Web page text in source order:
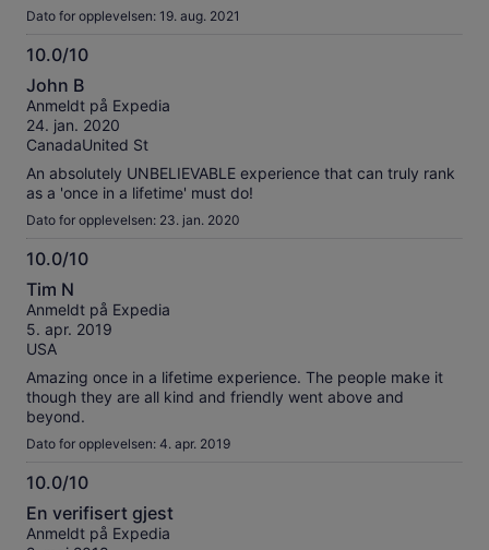
Dato for opplevelsen: 19. aug. 2021
10.0/10
10.0
av
10
John B
Anmeldt på Expedia
24. jan. 2020
CanadaUnited St
An absolutely UNBELIEVABLE experience that can truly rank
as a 'once in a lifetime' must do!
Dato for opplevelsen: 23. jan. 2020
10.0/10
10.0
av
10
Tim N
Anmeldt på Expedia
5. apr. 2019
USA
Amazing once in a lifetime experience. The people make it
though they are all kind and friendly went above and
beyond.
Dato for opplevelsen: 4. apr. 2019
10.0/10
10.0
av
En verifisert gjest
Anmeldt på Expedia